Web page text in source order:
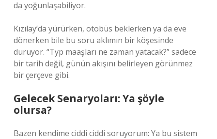
da yoğunlaşabiliyor.
Kızılay’da yürürken, otobüs beklerken ya da eve
dönerken bile bu soru aklımın bir köşesinde
duruyor. “Typ maaşları ne zaman yatacak?” sadece
bir tarih değil, günün akışını belirleyen görünmez
bir çerçeve gibi.
Gelecek Senaryoları: Ya şöyle
olursa?
Bazen kendime ciddi ciddi soruyorum: Ya bu sistem